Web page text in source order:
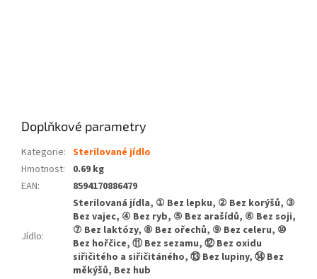
Doplňkové parametry
Kategorie: Sterilované jídlo
Hmotnost:
0.69 kg
EAN: 8594170886479
Jídlo:
Sterilovaná jídla, ① Bez lepku, ② Bez korýšů, ③
Bez vajec, ④ Bez ryb, ⑤ Bez arašídů, ⑥ Bez soji,
⑦ Bez laktózy, ⑧ Bez ořechů, ⑨ Bez celeru, ⑩
Bez hořčice, ⑪ Bez sezamu, ⑫ Bez oxidu
siřičitého a siřičitáného, ⑬ Bez lupiny, ⑭ Bez
měkýšů, Bez hub